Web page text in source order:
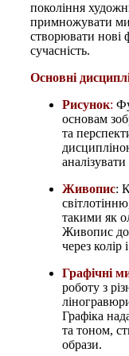
покоління
примножувати
створювати
сучасність.
Основні
Рисунок:
основам
та
Живопис:
такими як
Живопис
через колір
Графічні
роботу з
Графіка
та тоном,
образи.